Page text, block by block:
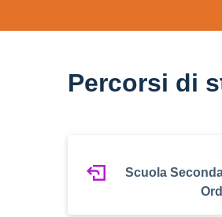
Percorsi di
Scuola